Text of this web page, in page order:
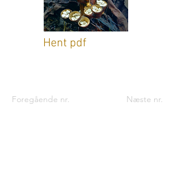
Hent pdf
Foregående nr. Næste nr.